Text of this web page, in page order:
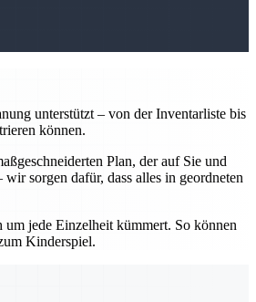
unterstützt – von der Inventarliste bis
können.
Plan, der auf Sie und
sorgen dafür, dass alles in geordneten
jede Einzelheit kümmert. So können
Kinderspiel.